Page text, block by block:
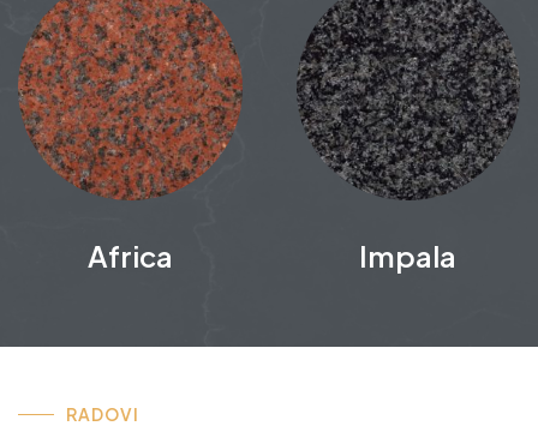
Africa Impala
RADOVI